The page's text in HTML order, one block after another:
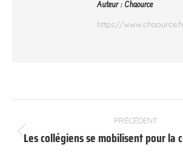
Auteur : Chaource
https://
article
PRÉCÉDENT
Article
Les collégiens se mobilisent pour la